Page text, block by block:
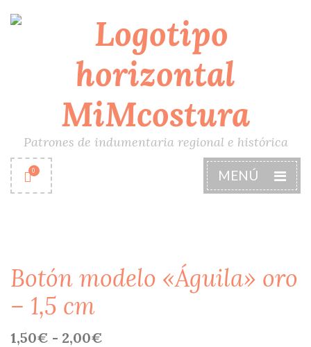
Patrones de indumentaria regional e histórica
0 MENÚ
Botón modelo «Águila» oro
– 1,5 cm
1,50€ - 2,00€